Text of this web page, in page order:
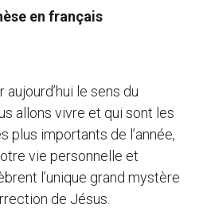
en français
le sens du
allons vivre et qui sont les
plus importants de l’année,
vie personnelle et
l’unique grand mystère
de Jésus.